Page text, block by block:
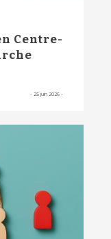
Centre-
- 25 juin 2026 -